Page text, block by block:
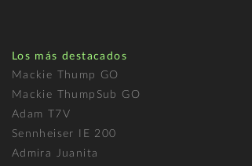
Los más destacados
Mackie Thump GO
Mackie ThumpSub GO
Adam T7V
Sennheiser IE 200
Admira Juanita